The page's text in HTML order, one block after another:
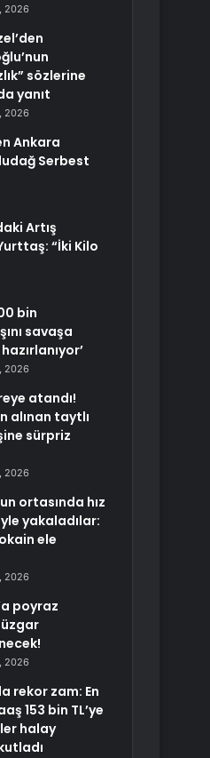
2026
sözlerine
yanıt
2026
Ankara
Serbest
Artış
“İki Kilo
bin
savaşa
2026
atandı!
alınan taytlı
sürpriz
2026
ortasında hız
yakaladılar:
ele
2026
poyraz
2026
rekor zam: En
153 bin TL’ye
halay